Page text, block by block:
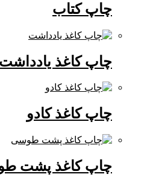
چاپ کتاب
چاپ کاغذ یادداشت
چاپ کاغذ کادو
چاپ کاغذ پشت طوسی